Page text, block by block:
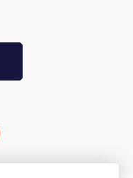
obsession,
Les